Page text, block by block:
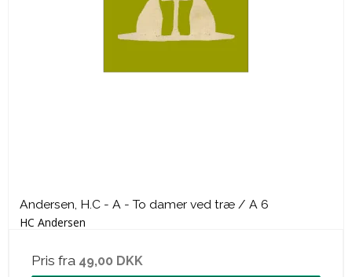
Andersen, H.C - A - To damer ved træ / A 6
HC Andersen
Pris fra 49,00 DKK